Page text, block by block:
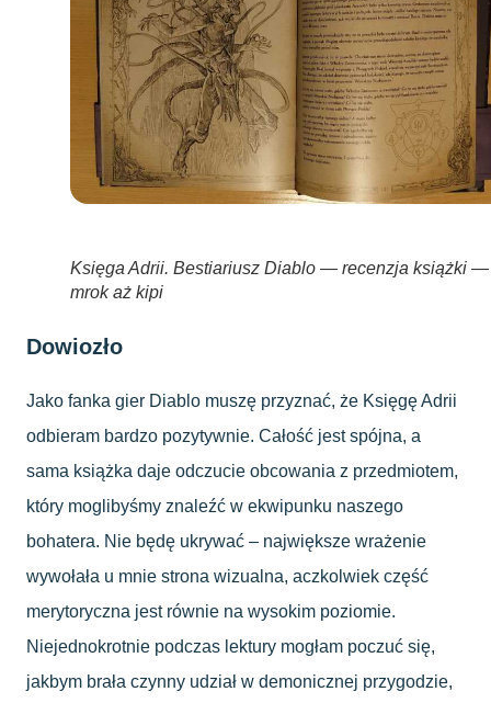
Księga Adrii. Bestiariusz Diablo — recenzja książki —
mrok aż kipi
Dowiozło
Jako fanka gier Diablo muszę przyznać, że Księgę Adrii
odbieram bardzo pozytywnie. Całość jest spójna, a
sama książka daje odczucie obcowania z przedmiotem,
który moglibyśmy znaleźć w ekwipunku naszego
bohatera. Nie będę ukrywać – największe wrażenie
wywołała u mnie strona wizualna, aczkolwiek część
merytoryczna jest równie na wysokim poziomie.
Niejednokrotnie podczas lektury mogłam poczuć się,
jakbym brała czynny udział w demonicznej przygodzie,